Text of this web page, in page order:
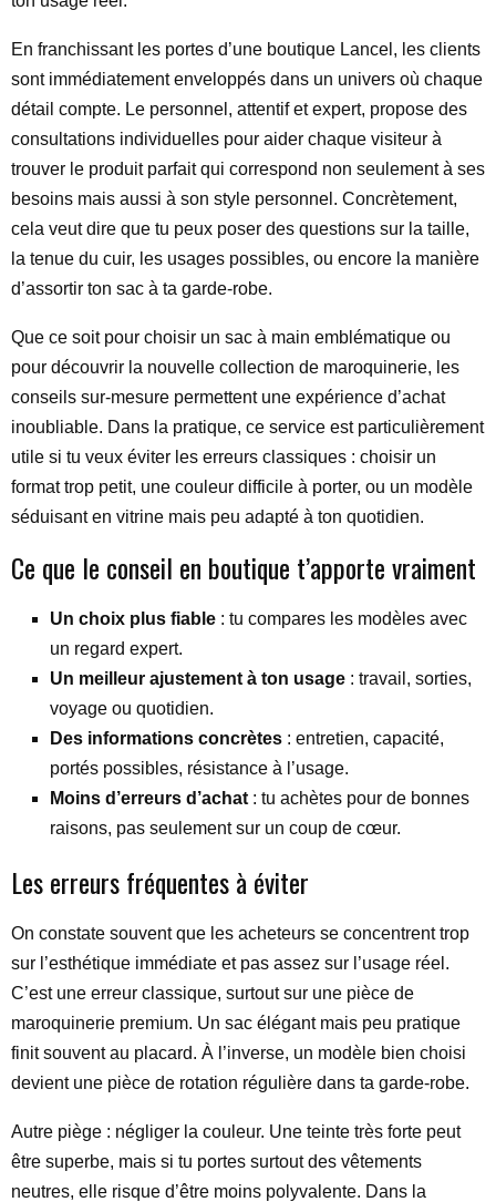
En franchissant les portes d’une boutique Lancel, les clients
sont immédiatement enveloppés dans un univers où chaque
détail compte. Le personnel, attentif et expert, propose des
consultations individuelles pour aider chaque visiteur à
trouver le produit parfait qui correspond non seulement à ses
besoins mais aussi à son style personnel. Concrètement,
cela veut dire que tu peux poser des questions sur la taille,
la tenue du cuir, les usages possibles, ou encore la manière
d’assortir ton sac à ta garde-robe.
Que ce soit pour choisir un sac à main emblématique ou
pour découvrir la nouvelle collection de maroquinerie, les
conseils sur-mesure permettent une expérience d’achat
inoubliable. Dans la pratique, ce service est particulièrement
utile si tu veux éviter les erreurs classiques : choisir un
format trop petit, une couleur difficile à porter, ou un modèle
séduisant en vitrine mais peu adapté à ton quotidien.
Ce que le conseil en boutique t’apporte vraiment
Un choix plus fiable : tu compares les modèles avec
un regard expert.
Un meilleur ajustement à ton usage : travail, sorties,
voyage ou quotidien.
Des informations concrètes : entretien, capacité,
portés possibles, résistance à l’usage.
Moins d’erreurs d’achat : tu achètes pour de bonnes
raisons, pas seulement sur un coup de cœur.
Les erreurs fréquentes à éviter
On constate souvent que les acheteurs se concentrent trop
sur l’esthétique immédiate et pas assez sur l’usage réel.
C’est une erreur classique, surtout sur une pièce de
maroquinerie premium. Un sac élégant mais peu pratique
finit souvent au placard. À l’inverse, un modèle bien choisi
devient une pièce de rotation régulière dans ta garde-robe.
Autre piège : négliger la couleur. Une teinte très forte peut
être superbe, mais si tu portes surtout des vêtements
neutres, elle risque d’être moins polyvalente. Dans la